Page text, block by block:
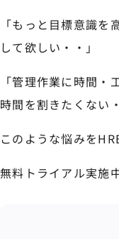
「もっと目標意識
して欲しい・・」
「管理作業に時間
時間を割きたくない
このような悩みを
無料トライアル実施